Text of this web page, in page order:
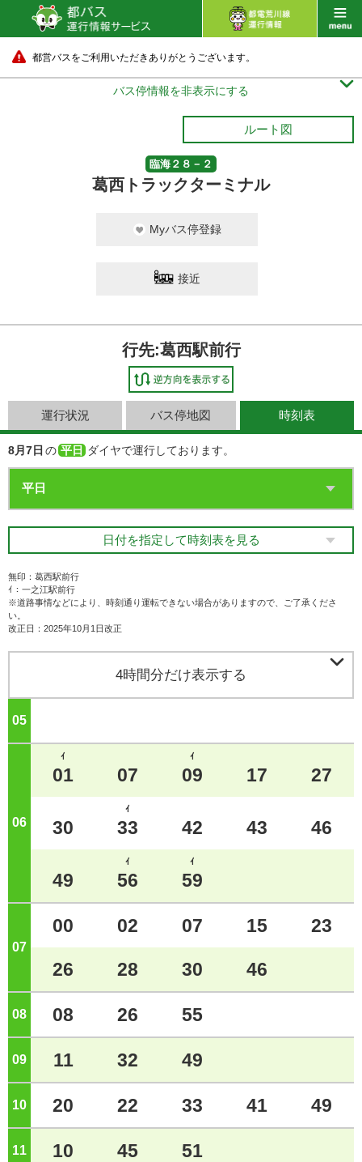
都営バスをご利用いただきありがとうございます。
バス停情報を非表示にする 
ルート図
臨海２８－２
葛西トラックターミナル
Myバス停登録
接近
行先:葛西駅前行
運行状況 バス停地図 時刻表
8月7日 の 平日 ダイヤで運行しております。
日付を指定して時刻表を見る
無印：葛西駅前行
ｲ：一之江駅前行
※道路事情などにより、時刻通り運転できない場合がありますので、ご了承くださ
い。
改正日：2025年10月1日改正
4時間分だけ表示する 
05
06
ｲ
01 07
ｲ
09 17 27
30
ｲ
33 42 43 46
49
ｲ
56
ｲ
59
07 ジ
00 02 07 15 23
26 28 30 46
08 08 26 55
09 11 32 49
10 20 22 33 41 49
11 10 45 51